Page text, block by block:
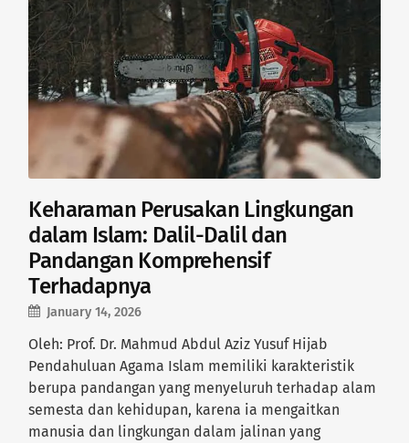
Keharaman Perusakan Lingkungan
dalam Islam: Dalil-Dalil dan
Pandangan Komprehensif
Terhadapnya
January 14, 2026
Oleh: Prof. Dr. Mahmud Abdul Aziz Yusuf Hijab
Pendahuluan Agama Islam memiliki karakteristik
berupa pandangan yang menyeluruh terhadap alam
semesta dan kehidupan, karena ia mengaitkan
manusia dan lingkungan dalam jalinan yang